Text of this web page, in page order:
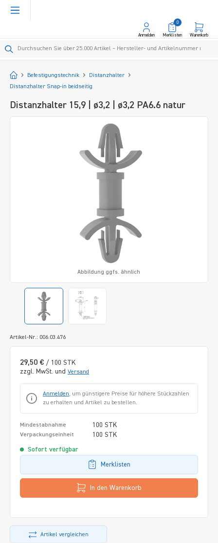
springen
Anmelden Merklisten
0
Warenkorb
Startseite
Befestigungstechnik
Distanzhalter
Distanzhalter Snap-in beidseitig
Distanzhalter 15,9 | ø3,2 | ø3,2 PA6.6 natur
Artikel-Nr.: 006.03.476
Abbildung ggfs. ähnlich
29,50 € / 100 STK
zzgl. MwSt. und Versand
Anmelden, um günstigere Preise für höhere Stückzahlen
zu erhalten und Artikel zu bestellen.
Mindestabnahme 100 STK
Verpackungseinheit 100 STK
Sofort verfügbar
Merklisten
In den Warenkorb
Artikel vergleichen